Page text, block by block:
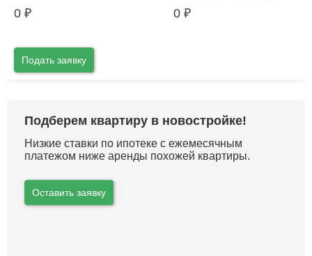
0 ₽ 0 ₽
Подать заявку
Подберем квартиру в новостройке!
Низкие ставки по ипотеке с ежемесячным
платежом ниже аренды похожей квартиры.
Оставить заявку